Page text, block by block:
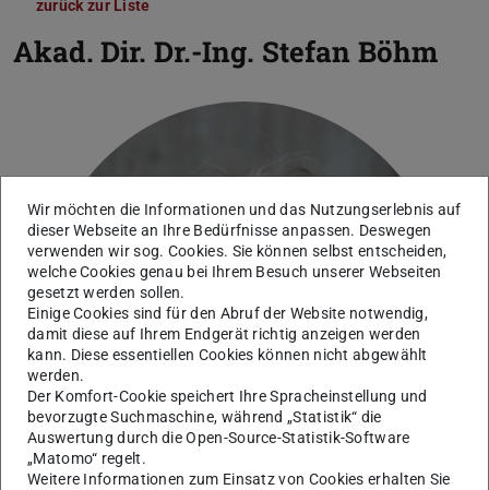
zurück zur Liste
Akad. Dir. Dr.-Ing. Stefan Böhm
Wir möchten die Informationen und das Nutzungserlebnis auf
dieser Webseite an Ihre Bedürfnisse anpassen. Deswegen
verwenden wir sog. Cookies. Sie können selbst entscheiden,
welche Cookies genau bei Ihrem Besuch unserer Webseiten
gesetzt werden sollen.
Einige Cookies sind für den Abruf der Website notwendig,
damit diese auf Ihrem Endgerät richtig anzeigen werden
kann. Diese essentiellen Cookies können nicht abgewählt
werden.
Der Komfort-Cookie speichert Ihre Spracheinstellung und
bevorzugte Suchmaschine, während „Statistik“ die
Auswertung durch die Open-Source-Statistik-Software
„Matomo“ regelt.
Weitere Informationen zum Einsatz von Cookies erhalten Sie